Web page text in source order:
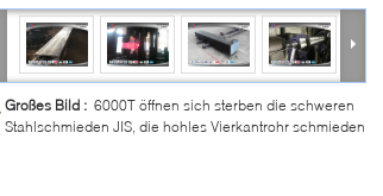
Großes Bild : 6000T öffnen sich sterben die schweren
Stahlschmieden JIS, die hohles Vierkantrohr schmieden